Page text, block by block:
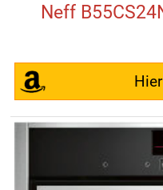
Neff